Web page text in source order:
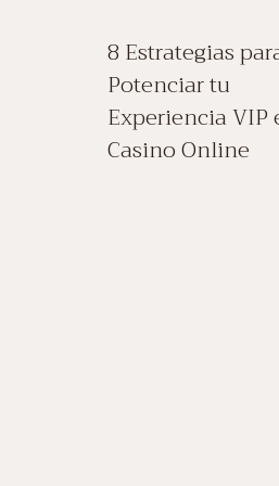
8 Estrategias
Potenciar tu
Experiencia VIP
Casino Online